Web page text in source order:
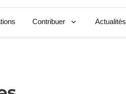
Contribuer Actualités